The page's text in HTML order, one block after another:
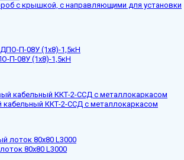
с крышкой, с направляющими для установки
П-08У (1х8)-1,5кН
кабельный ККТ-2-ССД с металлокаркасом
80х80 L3000